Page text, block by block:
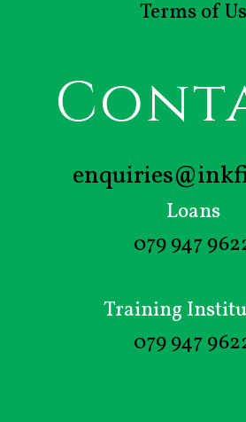
Terms of
Loans
079 947
Training
079 947